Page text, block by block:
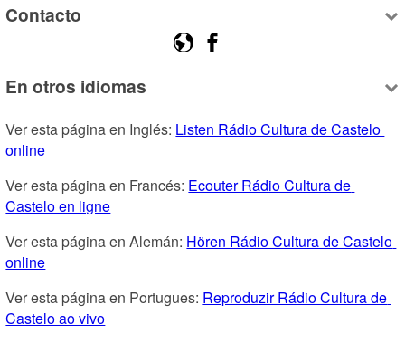
Contacto
En otros idiomas
Ver esta página en Inglés: Listen Rádio Cultura de Castelo
online
Ver esta página en Francés: Ecouter Rádio Cultura de
Castelo en ligne
Ver esta página en Alemán: Hören Rádio Cultura de Castelo
online
Ver esta página en Portugues: Reproduzir Rádio Cultura de
Castelo ao vivo